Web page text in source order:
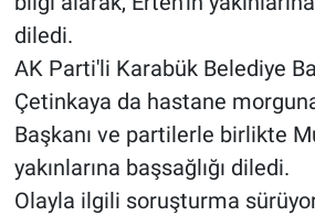
diledi.
AK Parti'li Karabük Belediye
Çetinkaya da hastane
Başkanı ve partilerle birlikte
yakınlarına başsağlığı diledi.
Olayla ilgili soruşturma